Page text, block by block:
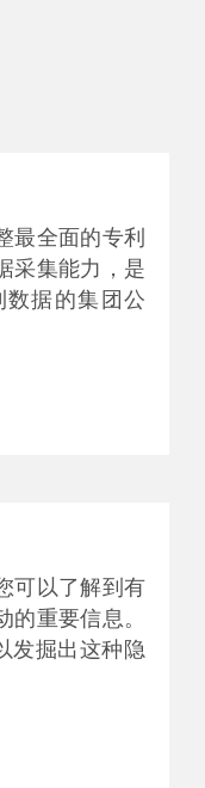
最全面的专利
采集能力，是
据的集团公
可以了解到有
重要信息。
发掘出这种隐